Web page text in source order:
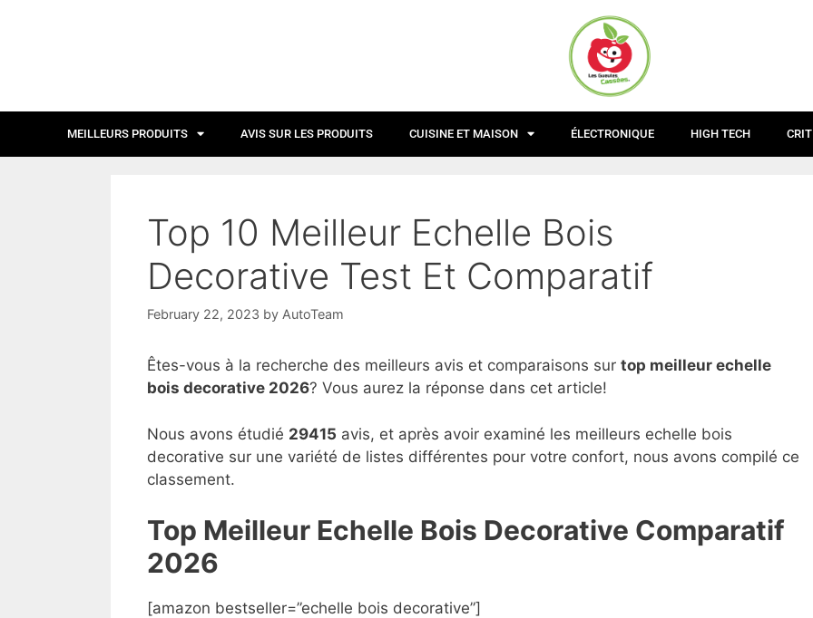
MEILLEURS PRODUITS AVIS SUR LES PRODUITS CUISINE ET MAISON ÉLECTRONIQUE HIGH TECH
Top 10 Meilleur Echelle Bois
Decorative Test Et Comparatif
February 22, 2023 by AutoTeam
Êtes-vous à la recherche des meilleurs avis et comparaisons sur top meilleur echelle
bois decorative 2026? Vous aurez la réponse dans cet article!
Nous avons étudié 29415 avis, et après avoir examiné les meilleurs echelle bois
decorative sur une variété de listes différentes pour votre confort, nous avons compilé ce
classement.
Top Meilleur Echelle Bois Decorative Comparatif
2026
[amazon bestseller=”echelle bois decorative”]